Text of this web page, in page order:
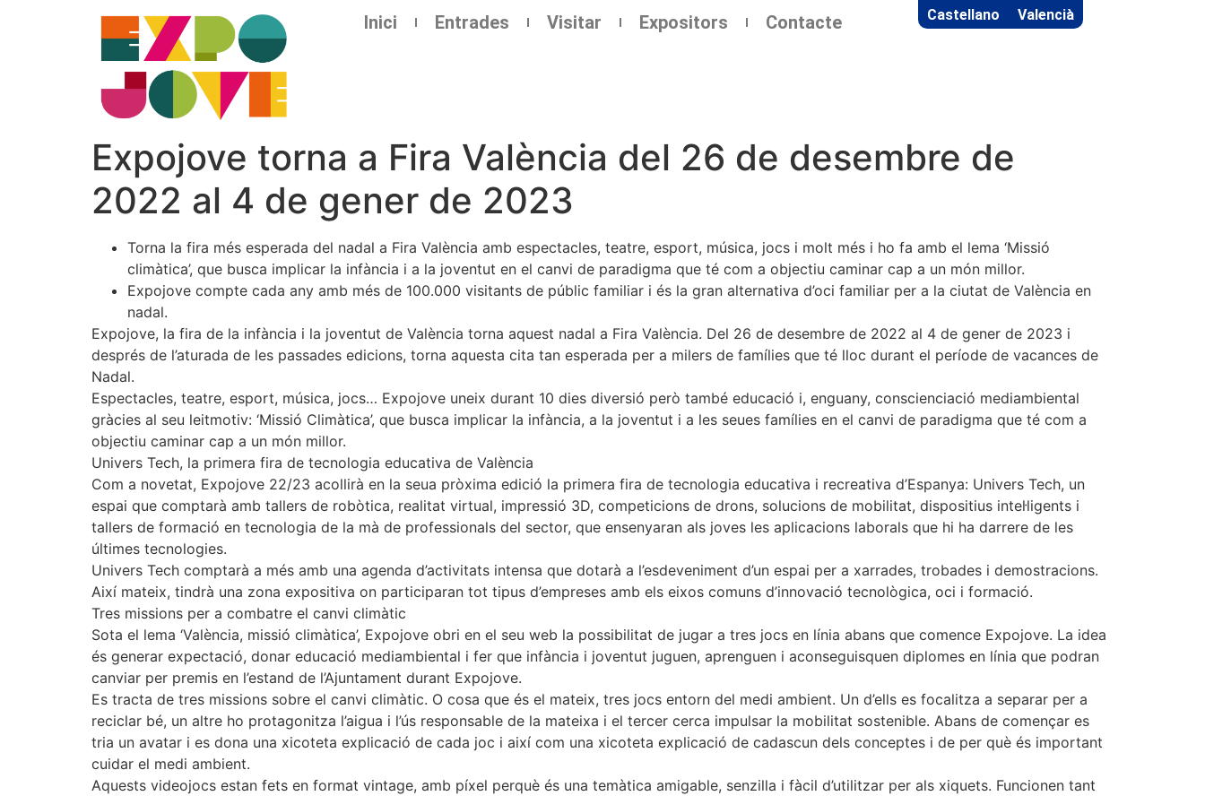
Inici Entrades Visitar Expositors Contacte Castellano Valencià
Expojove torna a Fira València del 26 de desembre de
2022 al 4 de gener de 2023
Torna la fira més esperada del nadal a Fira València amb espectacles, teatre, esport, música, jocs i molt més i ho fa amb el lema ‘Missió
climàtica’, que busca implicar la infància i a la joventut en el canvi de paradigma que té com a objectiu caminar cap a un món millor.
Expojove compte cada any amb més de 100.000 visitants de públic familiar i és la gran alternativa d’oci familiar per a la ciutat de València en
nadal.
Expojove, la fira de la infància i la joventut de València torna aquest nadal a Fira València. Del 26 de desembre de 2022 al 4 de gener de 2023 i
després de l’aturada de les passades edicions, torna aquesta cita tan esperada per a milers de famílies que té lloc durant el període de vacances de
Nadal.
Espectacles, teatre, esport, música, jocs… Expojove uneix durant 10 dies diversió però també educació i, enguany, conscienciació mediambiental
gràcies al seu leitmotiv: ‘Missió Climàtica’, que busca implicar la infància, a la joventut i a les seues famílies en el canvi de paradigma que té com a
objectiu caminar cap a un món millor.
Univers Tech, la primera fira de tecnologia educativa de València
Com a novetat, Expojove 22/23 acollirà en la seua pròxima edició la primera fira de tecnologia educativa i recreativa d’Espanya: Univers Tech, un
espai que comptarà amb tallers de robòtica, realitat virtual, impressió 3D, competicions de drons, solucions de mobilitat, dispositius intel·ligents i
tallers de formació en tecnologia de la mà de professionals del sector, que ensenyaran als joves les aplicacions laborals que hi ha darrere de les
últimes tecnologies.
Univers Tech comptarà a més amb una agenda d’activitats intensa que dotarà a l’esdeveniment d’un espai per a xarrades, trobades i demostracions.
Així mateix, tindrà una zona expositiva on participaran tot tipus d’empreses amb els eixos comuns d’innovació tecnològica, oci i formació.
Tres missions per a combatre el canvi climàtic
Sota el lema ‘València, missió climàtica’, Expojove obri en el seu web la possibilitat de jugar a tres jocs en línia abans que comence Expojove. La idea
és generar expectació, donar educació mediambiental i fer que infància i joventut juguen, aprenguen i aconseguisquen diplomes en línia que podran
canviar per premis en l’estand de l’Ajuntament durant Expojove.
Es tracta de tres missions sobre el canvi climàtic. O cosa que és el mateix, tres jocs entorn del medi ambient. Un d’ells es focalitza a separar per a
reciclar bé, un altre ho protagonitza l’aigua i l’ús responsable de la mateixa i el tercer cerca impulsar la mobilitat sostenible. Abans de començar es
tria un avatar i es dona una xicoteta explicació de cada joc i així com una xicoteta explicació de cadascun dels conceptes i de per què és important
cuidar el medi ambient.
Aquests videojocs estan fets en format vintage, amb píxel perquè és una temàtica amigable, senzilla i fàcil d’utilitzar per als xiquets. Funcionen tant